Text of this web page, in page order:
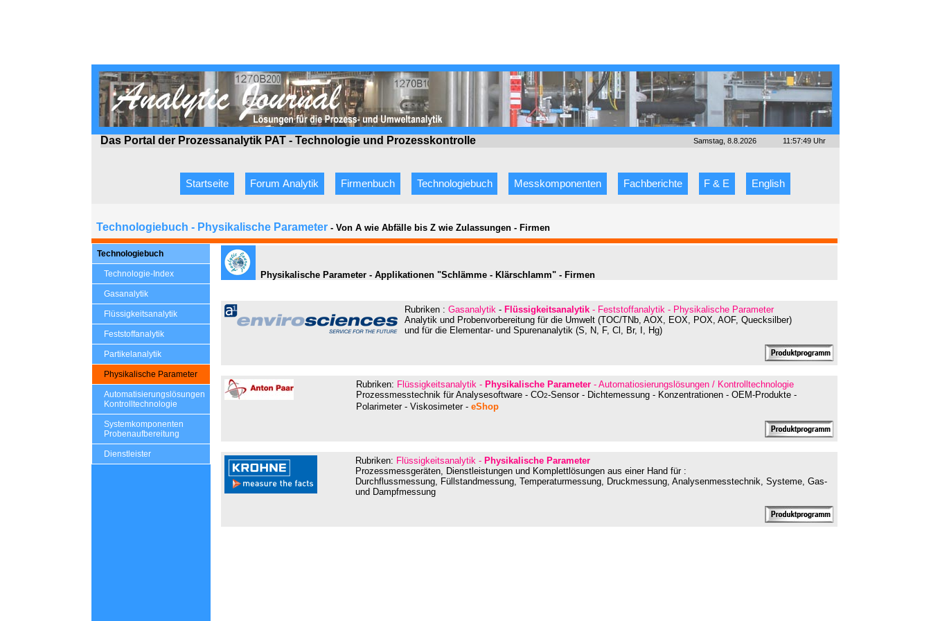
Das Portal der Prozessanalytik PAT - Technologie und Prozesskontrolle Samstag, 8.8.2026 11:57:49 Uhr
Startseite Forum Analytik Firmenbuch Technologiebuch Messkomponenten Fachberichte F & E English
Technologiebuch - Physikalische Parameter - Von A wie Abfälle bis Z wie Zulassungen - Firmen
Technologiebuch
Technologie-Index
Gasanalytik
Flüssigkeitsanalytik
Feststoffanalytik
Partikelanalytik
Physikalische Parameter
Automatisierungslösungen
Kontrolltechnologie
Systemkomponenten
Probenaufbereitung
Dienstleister
Physikalische Parameter - Applikationen "Schlämme - Klärschlamm" - Firmen
Rubriken : Gasanalytik - Flüssigkeitsanalytik - Feststoffanalytik - Physikalische Parameter
Analytik und Probenvorbereitung für die Umwelt (TOC/TNb, AOX, EOX, POX, AOF, Quecksilber)
und für die Elementar- und Spurenanalytik (S, N, F, Cl, Br, I, Hg)
Rubriken: Flüssigkeitsanalytik - Physikalische Parameter - Automatiosierungslösungen / Kontrolltechnologie
Prozessmesstechnik fürAnalysesoftware - CO2-Sensor - Dichtemessung - Konzentrationen - OEM-Produkte -
Polarimeter - Viskosimeter- eShop
Rubriken: Flüssigkeitsanalytik - Physikalische Parameter
Prozessmessgeräten, Dienstleistungen und Komplettlösungen aus einer Hand für :
Durchflussmessung, Füllstandmessung, Temperaturmessung, Druckmessung, Analysenmesstechnik, Systeme, Gas-
und Dampfmessung